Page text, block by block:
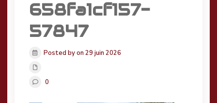
658fa1cf157-
57847
Posted by on 29 juin 2026
0